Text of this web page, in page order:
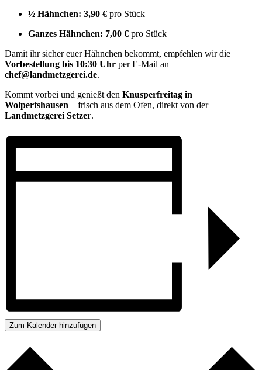
½ Hähnchen: 3,90 € pro Stück
Ganzes Hähnchen: 7,00 € pro Stück
Damit ihr sicher euer Hähnchen bekommt, empfehlen wir die
Vorbestellung bis 10:30 Uhr per E-Mail an
chef@landmetzgerei.de.
Kommt vorbei und genießt den Knusperfreitag in
Wolpertshausen – frisch aus dem Ofen, direkt von der
Landmetzgerei Setzer.
Zum Kalender hinzufügen